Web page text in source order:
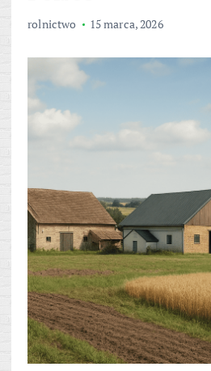
rolnictwo 15 marca, 2026